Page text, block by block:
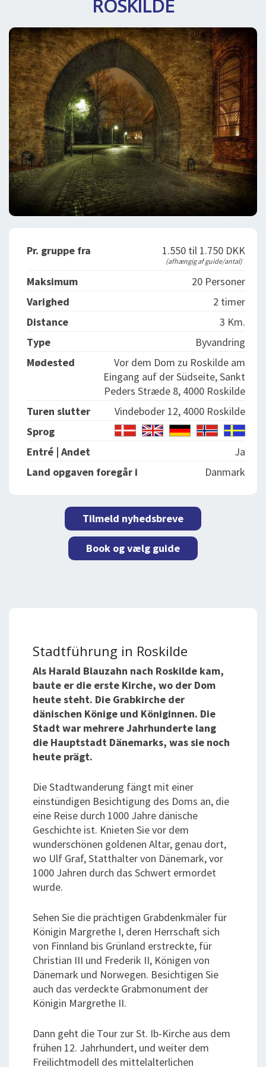
BOOKING
FOREDRAG
OM OS
ROSKILDE
Pr. gruppe fra 1.550 til 1.750 DKK
(afhængig af guide/antal)
Maksimum
20 Personer
Varighed
2 timer
Distance
3 Km.
Type
Byvandring
Mødested
Vor dem Dom zu Roskilde am
Eingang auf der Südseite, Sankt
Peders Stræde 8, 4000 Roskilde
Turen slutter
Vindeboder 12, 4000 Roskilde
Sprog
Entré | Andet
Ja
Land opgaven foregår i
Danmark
Tilmeld nyhedsbreve
Book og vælg guide
Stadtführung in Roskilde
Als Harald Blauzahn nach Roskilde kam,
baute er die erste Kirche, wo der Dom
heute steht. Die Grabkirche der
dänischen Könige und Königinnen. Die
Stadt war mehrere Jahrhunderte lang
die Hauptstadt Dänemarks, was sie noch
heute prägt.
Die Stadtwanderung fängt mit einer
einstündigen Besichtigung des Doms an, die
eine Reise durch 1000 Jahre dänische
Geschichte ist. Knieten Sie vor dem
wunderschönen goldenen Altar, genau dort,
wo Ulf Graf, Statthalter von Dänemark, vor
1000 Jahren durch das Schwert ermordet
wurde.
Sehen Sie die prächtigen Grabdenkmäler für
Königin Margrethe I, deren Herrschaft sich
von Finnland bis Grünland erstreckte, für
Christian III und Frederik II, Königen von
Dänemark und Norwegen. Besichtigen Sie
auch das verdeckte Grabmonument der
Königin Margrethe II.
Dann geht die Tour zur St. Ib-Kirche aus dem
frühen 12. Jahrhundert, und weiter dem
Freilichtmodell des mittelalterlichen